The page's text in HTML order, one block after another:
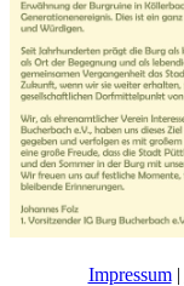
Impressum|